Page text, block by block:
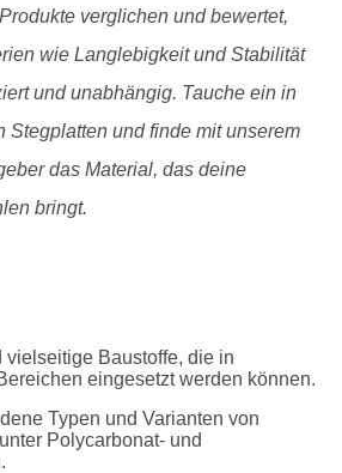
verglichen und bewertet,
wie Langlebigkeit und Stabilität
und unabhängig. Tauche ein in
Stegplatten und finde mit unserem
das Material, das deine
bringt.
vielseitige Baustoffe, die in
eingesetzt werden können.
Typen und Varianten von
Polycarbonat- und